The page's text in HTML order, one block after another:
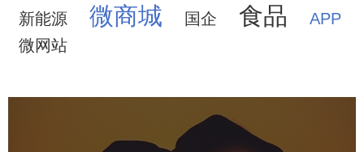
新能源 微商城 国企 食品
APP
微网站